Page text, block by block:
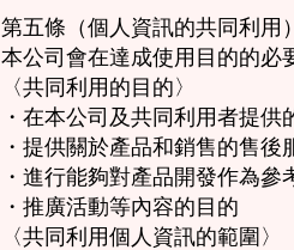
第五條（個人資訊的共同利用）
本公司會在達成使用目的的必
〈共同利用的目的〉
・在本公司及共同利用者提供
・提供關於產品和銷售的售
・進行能夠對產品開發作為
・推廣活動等內容的目的
〈共同利用個人資訊的範圍〉